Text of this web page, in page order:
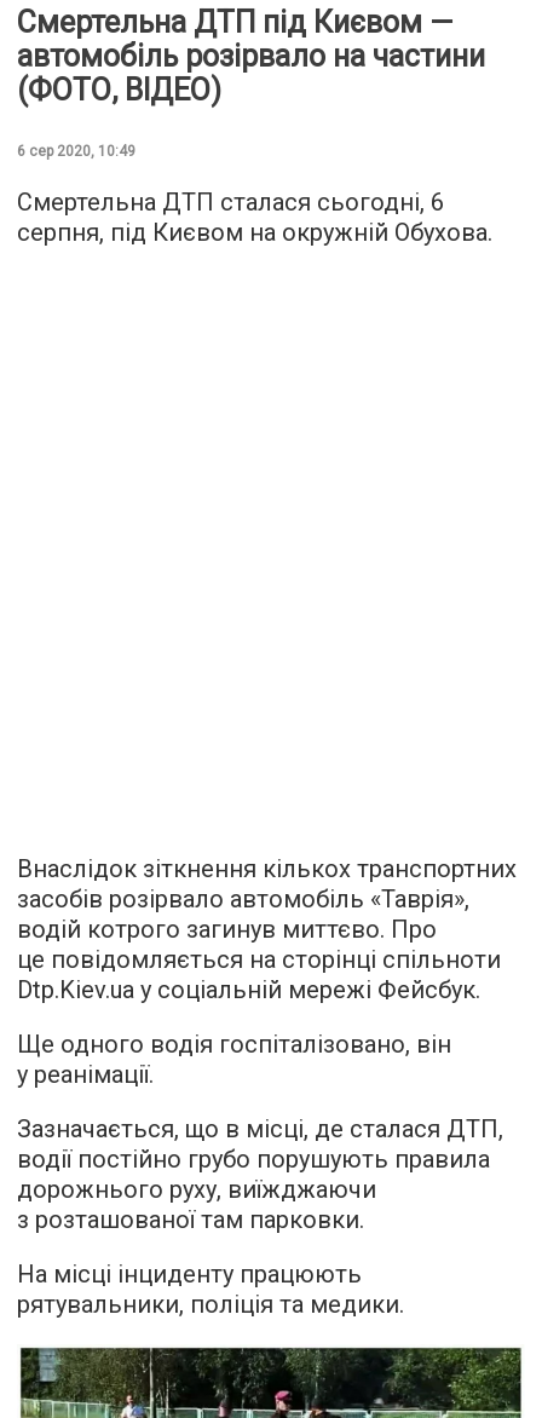
Смертельна ДТП під Києвом —
автомобіль розірвало на частини
(ФОТО, ВІДЕО)
6 сер 2020, 10:49
Смертельна ДТП сталася сьогодні, 6
серпня, під Києвом на окружній Обухова.
Внаслідок зіткнення кількох транспортних
засобів розірвало автомобіль «Таврія»,
водій котрого загинув миттєво. Про
це повідомляється на сторінці спільноти
Dtp.Kiev.ua у соціальній мережі Фейсбук.
Ще одного водія госпіталізовано, він
у реанімації.
Зазначається, що в місці, де сталася ДТП,
водії постійно грубо порушують правила
дорожнього руху, виїжджаючи
з розташованої там парковки.
На місці інциденту працюють
рятувальники, поліція та медики.